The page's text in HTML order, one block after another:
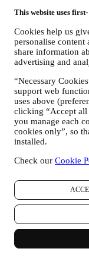
This website uses
Cookies help us
personalise content
share information
advertising and
“Necessary
support web
uses above
clicking “Accept all
you manage each
cookies only”, so
installed.
Check our Cookie
voorkeuren. Wij
Dergelijke
Creuset-
evenementen,
worden
aanbiedingen
kan voor u
op basis van de
locatie of uw
onze
interesses beter
communicatie
Wij verzamelen
technologieën
volgen. Deze
om
ontvangen. De
uitgeoefend op
verzameld
een Le